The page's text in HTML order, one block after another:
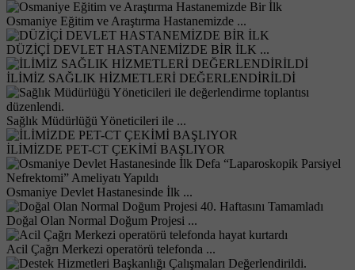
Osmaniye Eğitim ve Araştırma Hastanemizde ...
DÜZİÇİ DEVLET HASTANEMİZDE BİR İLK ...
İLİMİZ SAĞLIK HİZMETLERİ DEĞERLENDİRİLDİ
Sağlık Müdürlüğü Yöneticileri ile ...
İLİMİZDE PET-CT ÇEKİMİ BAŞLIYOR
Osmaniye Devlet Hastanesinde İlk ...
Doğal Olan Normal Doğum Projesi ...
Acil Çağrı Merkezi operatörü telefonda ...